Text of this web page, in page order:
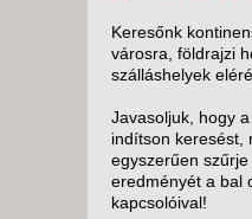
Keresőnk
városra, földrajzi
szálláshelyek
Javasoljuk, hogy
indítson keresést,
egyszerűen
eredményét a bal
kapcsolóival!